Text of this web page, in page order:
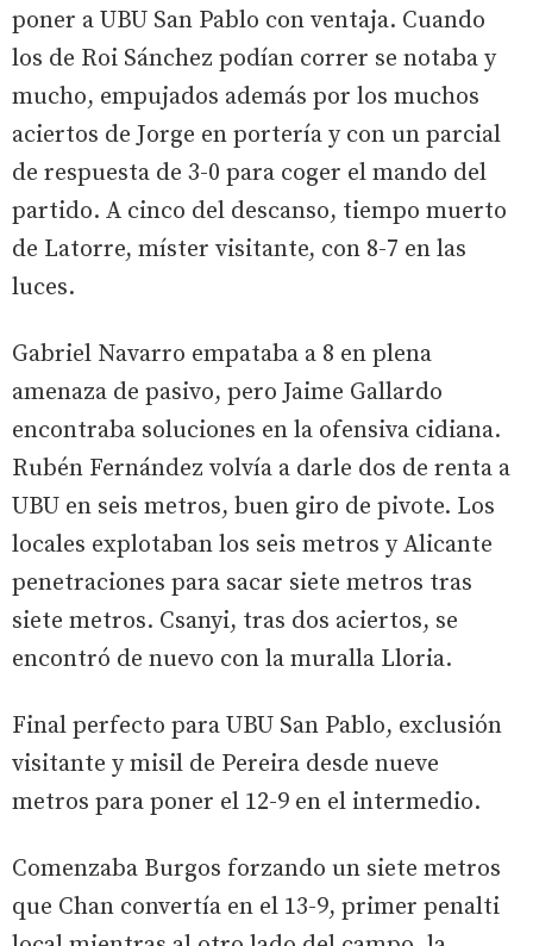
poner a UBU San Pablo con ventaja. Cuando
los de Roi Sánchez podían correr se notaba y
mucho, empujados además por los muchos
aciertos de Jorge en portería y con un parcial
de respuesta de 3-0 para coger el mando del
partido. A cinco del descanso, tiempo muerto
de Latorre, míster visitante, con 8-7 en las
luces.
Gabriel Navarro empataba a 8 en plena
amenaza de pasivo, pero Jaime Gallardo
encontraba soluciones en la ofensiva cidiana.
Rubén Fernández volvía a darle dos de renta a
UBU en seis metros, buen giro de pivote. Los
locales explotaban los seis metros y Alicante
penetraciones para sacar siete metros tras
siete metros. Csanyi, tras dos aciertos, se
encontró de nuevo con la muralla Lloria.
Final perfecto para UBU San Pablo, exclusión
visitante y misil de Pereira desde nueve
metros para poner el 12-9 en el intermedio.
Comenzaba Burgos forzando un siete metros
que Chan convertía en el 13-9, primer penalti